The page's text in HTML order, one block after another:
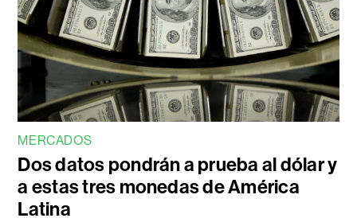
MERCADOS
Dos datos pondrán a prueba al dólar y
a estas tres monedas de América
Latina